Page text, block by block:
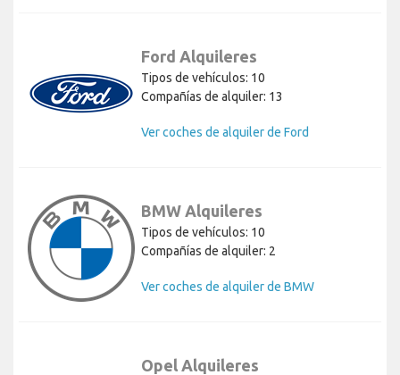
Ford Alquileres
Tipos de vehículos: 10
Compañías de alquiler: 13
Ver coches de alquiler de Ford
BMW Alquileres
Tipos de vehículos: 10
Compañías de alquiler: 2
Ver coches de alquiler de BMW
Opel Alquileres